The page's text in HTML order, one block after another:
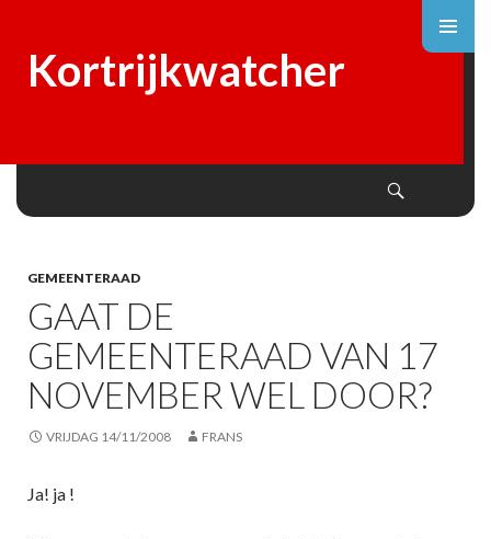
Kortrijkwatcher
GEMEENTERAAD
GAAT DE
GEMEENTERAAD VAN 17
NOVEMBER WEL DOOR?
VRIJDAG 14/11/2008 FRANS
Ja! ja !